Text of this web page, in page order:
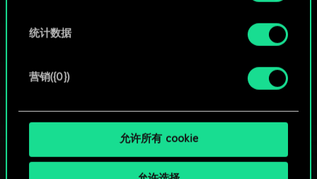
统计数据
营销({0})
允许所有 cookie